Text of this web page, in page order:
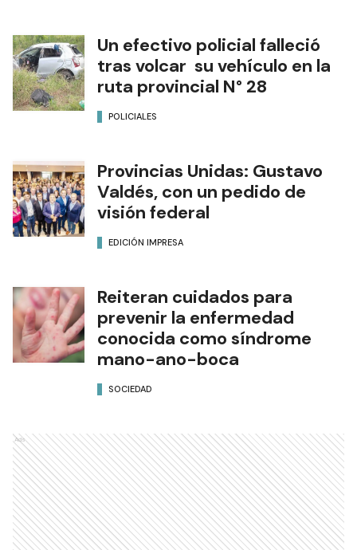
Un efectivo policial falleció
tras volcar su vehículo en la
ruta provincial N° 28
POLICIALES
Provincias Unidas: Gustavo
Valdés, con un pedido de
visión federal
EDICIÓN IMPRESA
Reiteran cuidados para
prevenir la enfermedad
conocida como síndrome
mano-ano-boca
SOCIEDAD
Ads